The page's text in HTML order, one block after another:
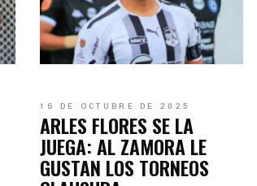
16 DE OCTUBRE DE 2025
ARLES FLORES SE LA
JUEGA: AL ZAMORA LE
GUSTAN LOS TORNEOS